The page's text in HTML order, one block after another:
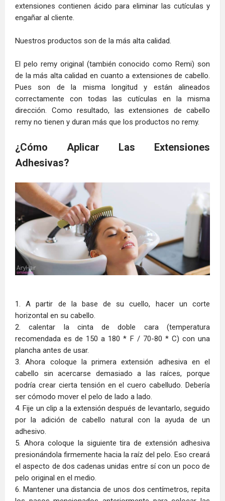
extensiones contienen ácido para eliminar las cutículas y
engañar al cliente.
Nuestros productos son de la más alta calidad.
El pelo remy original (también conocido como Remi) son
de la más alta calidad en cuanto a extensiones de cabello.
Pues son de la misma longitud y están alineados
correctamente con todas las cutículas en la misma
dirección. Como resultado, las extensiones de cabello
remy no tienen y duran más que los productos no remy.
¿Cómo Aplicar Las Extensiones
Adhesivas?
1. A partir de la base de su cuello, hacer un corte
horizontal en su cabello.
2. calentar la cinta de doble cara (temperatura
recomendada es de 150 a 180 * F / 70-80 * C) con una
plancha antes de usar.
3. Ahora coloque la primera extensión adhesiva en el
cabello sin acercarse demasiado a las raíces, porque
podría crear cierta tensión en el cuero cabelludo. Debería
ser cómodo mover el pelo de lado a lado.
4. Fije un clip a la extensión después de levantarlo, seguido
por la adición de cabello natural con la ayuda de un
adhesivo.
5. Ahora coloque la siguiente tira de extensión adhesiva
presionándola firmemente hacia la raíz del pelo. Eso creará
el aspecto de dos cadenas unidas entre sí con un poco de
pelo original en el medio.
6. Mantener una distancia de unos dos centímetros, repita